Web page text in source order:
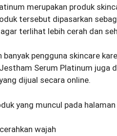
merupakan produk
tersebut dipasarkan
terlihat lebih cerah dan
banyak pengguna skincare
Serum Platinum juga
dijual secara online.
yang muncul pada
wajah